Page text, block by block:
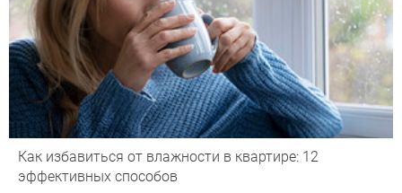
Как избавиться от влажности в квартире: 12
эффективных способов